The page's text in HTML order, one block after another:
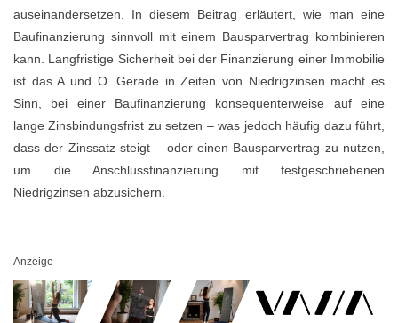
auseinandersetzen. In diesem Beitrag erläutert, wie man eine
Baufinanzierung sinnvoll mit einem Bausparvertrag kombinieren
kann. Langfristige Sicherheit bei der Finanzierung einer Immobilie
ist das A und O. Gerade in Zeiten von Niedrigzinsen macht es
Sinn, bei einer Baufinanzierung konsequenterweise auf eine
lange Zinsbindungsfrist zu setzen – was jedoch häufig dazu führt,
dass der Zinssatz steigt – oder einen Bausparvertrag zu nutzen,
um die Anschlussfinanzierung mit festgeschriebenen
Niedrigzinsen abzusichern.
Anzeige